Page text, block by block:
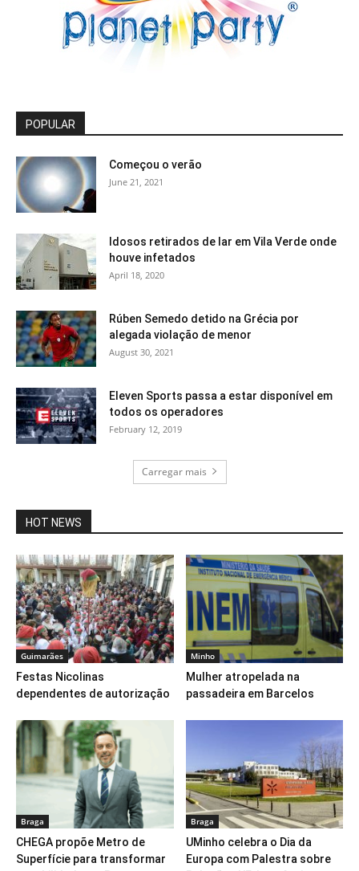
POPULAR
Começou o verão
June 21, 2021
Idosos retirados de lar em Vila Verde onde
houve infetados
April 18, 2020
Rúben Semedo detido na Grécia por
alegada violação de menor
August 30, 2021
Eleven Sports passa a estar disponível em
todos os operadores
February 12, 2019
Carregar mais
HOT NEWS
Guimarães
Festas Nicolinas
dependentes de autorização
Minho
Mulher atropelada na
passadeira em Barcelos
Braga
CHEGA propõe Metro de
Superfície para transformar
Braga
UMinho celebra o Dia da
Europa com Palestra sobre